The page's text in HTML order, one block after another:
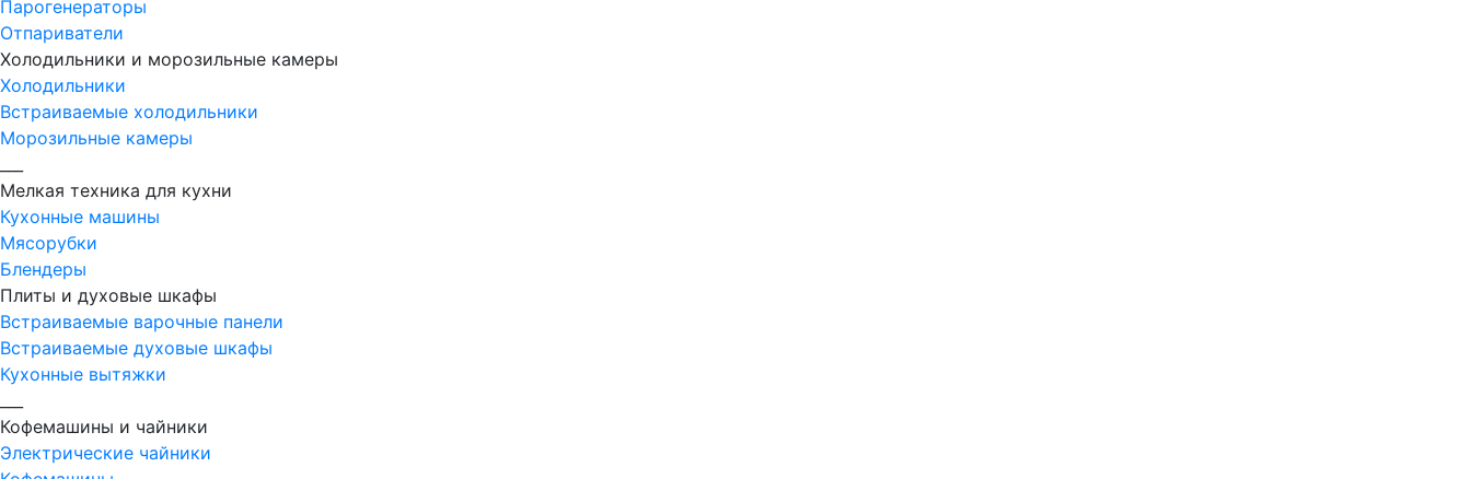
Парогенераторы
Отпариватели
Холодильники и морозильные камеры
Холодильники
Встраиваемые холодильники
Морозильные камеры
Мелкая техника для кухни
Кухонные машины
Мясорубки
Блендеры
Плиты и духовые шкафы
Встраиваемые варочные панели
Встраиваемые духовые шкафы
Кухонные вытяжки
Кофемашины и чайники
Электрические чайники